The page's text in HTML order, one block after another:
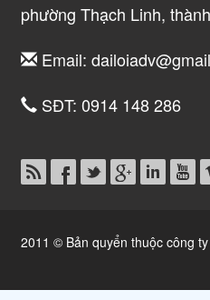
phường Thạch Linh,
Email:
SĐT: 0914 148 286
2011 © Bản quyển thuộc công